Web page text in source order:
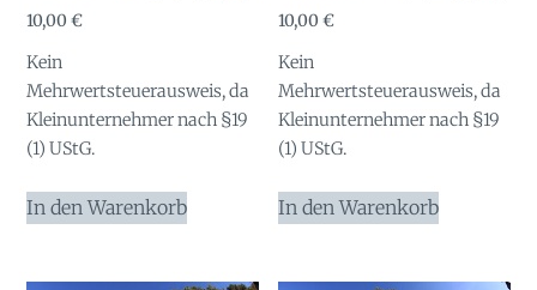
10,00€
Kein
Mehrwertsteuerausweis, da
Kleinunternehmer nach §19
(1) UStG.
In den Warenkorb
10,00€
Kein
Mehrwertsteuerausweis, da
Kleinunternehmer nach §19
(1) UStG.
In den Warenkorb